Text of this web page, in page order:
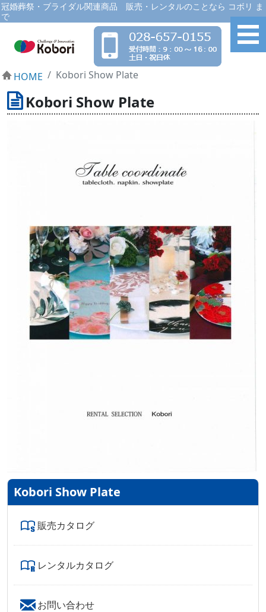
冠婚葬祭・ブライダル関連商品 販売・レンタルのことなら コボリ ま
で
HOME Kobori Show Plate
Kobori Show Plate
販売カタログ
レンタルカタログ
お問い合わせ
Kobori Show Plate